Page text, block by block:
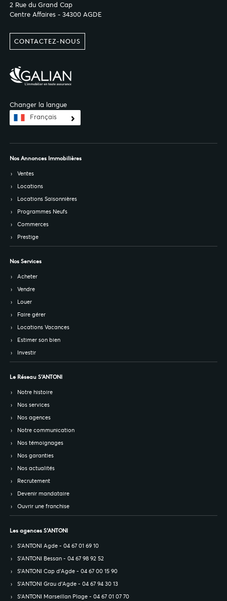
2 Rue du Grand Cap
Centre Affaires - 34300 AGDE
CONTACTEZ-NOUS
Changer la langue
Français
Nos Annonces Immobilières
Ventes
Locations
Locations Saisonnières
Programmes Neufs
Commerces
Prestige
Nos Services
Acheter
Vendre
Louer
Faire gérer
Locations Vacances
Estimer son bien
Investir
Le Réseau S’ANTONI
Notre histoire
Nos services
Nos agences
Notre communication
Nos témoignages
Nos garanties
Nos actualités
Recrutement
Devenir mandataire
Ouvrir une franchise
Les agences S’ANTONI
S’ANTONI Agde - 04 67 01 69 10
S’ANTONI Bessan - 04 67 98 92 52
S’ANTONI Cap d'Agde - 04 67 00 15 90
S’ANTONI Grau d'Agde - 04 67 94 30 13
S’ANTONI Marseillan Plage - 04 67 01 07 70